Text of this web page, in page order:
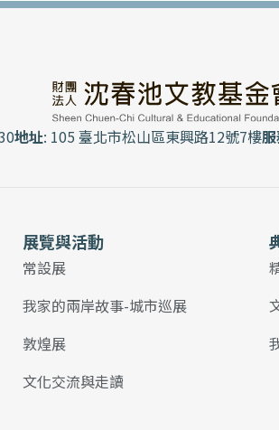
地址: 105 臺北市松山區東興路12號7樓
展覽與活動
常設展
我家的兩岸故事-城市巡展
敦煌展
文化交流與走讀